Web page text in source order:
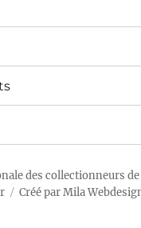
des collectionneurs
Créé parMila